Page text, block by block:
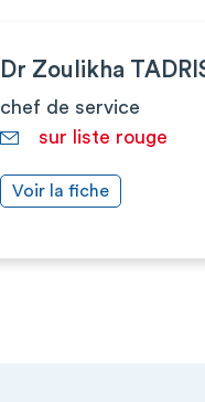
Dr Zoulikha
chef de service
sur liste rouge
Voir la fiche